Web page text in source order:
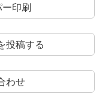
印刷
投稿する
わせ